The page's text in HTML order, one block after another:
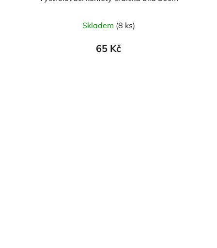
Skladem (8 ks)
65 Kč